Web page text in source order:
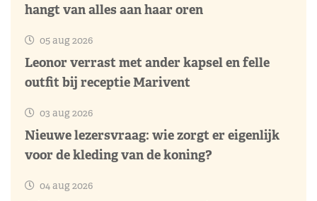
hangt van alles aan haar oren
05 aug 2026
Leonor verrast met ander kapsel en felle
outfit bij receptie Marivent
03 aug 2026
Nieuwe lezersvraag: wie zorgt er eigenlijk
voor de kleding van de koning?
04 aug 2026